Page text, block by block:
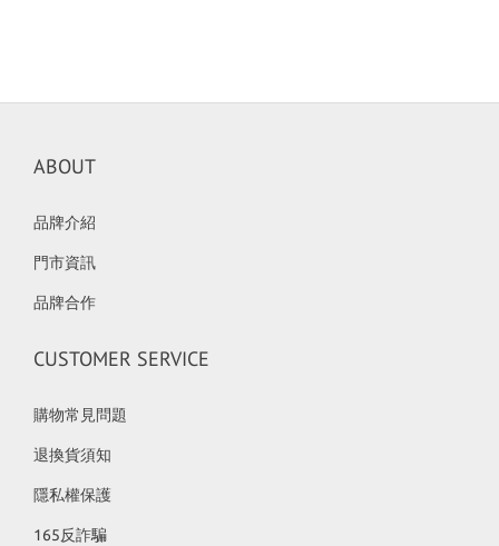
ABOUT
品牌介紹
門市資訊
品牌合作
CUSTOMER SERVICE
購物常見問題
退換貨須知
隱私權保護
165反詐騙